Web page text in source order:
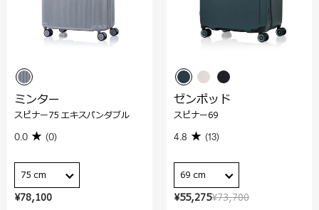
¥78,100
ミンター
スピナー75 エキスパンダブル
0.0 (0)
75 cm
¥73,700
¥55,275
ゼンポッド
スピナー69
4.8 (13)
69 cm